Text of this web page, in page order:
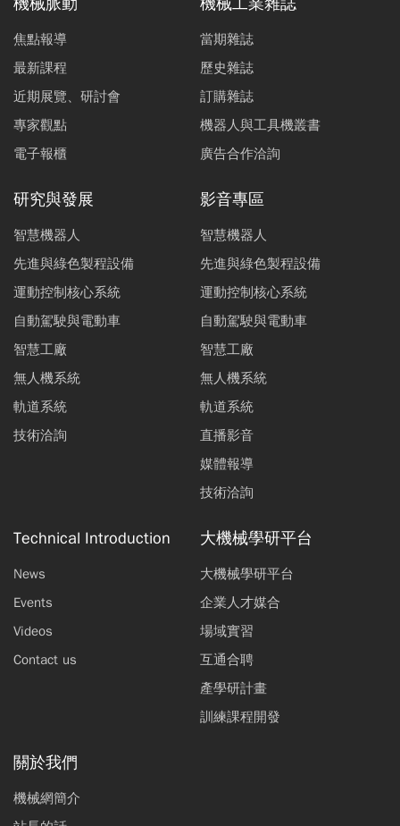
焦點報導
最新課程
近期展覽、研討會
專家觀點
電子報櫃
當期雜誌
歷史雜誌
訂購雜誌
機器人與工具機叢書
廣告合作洽詢
研究與發展
智慧機器人
先進與綠色製程設備
運動控制核心系統
自動駕駛與電動車
智慧工廠
無人機系統
軌道系統
技術洽詢
影音專區
智慧機器人
先進與綠色製程設備
運動控制核心系統
自動駕駛與電動車
智慧工廠
無人機系統
軌道系統
直播影音
媒體報導
技術洽詢
Technical Introduction
News
Events
Videos
Contact us
大機械學研平台
大機械學研平台
企業人才媒合
場域實習
互通合聘
產學研計畫
訓練課程開發
關於我們
機械網簡介